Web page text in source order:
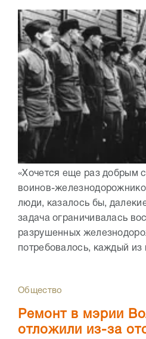
«Хочется еще раз добрым
воинов-
люди, казалось бы,
задача ограничивалась
разрушенных
потребовалось, каждый из
Общество
Ремонт в мэрии
отложили из-за